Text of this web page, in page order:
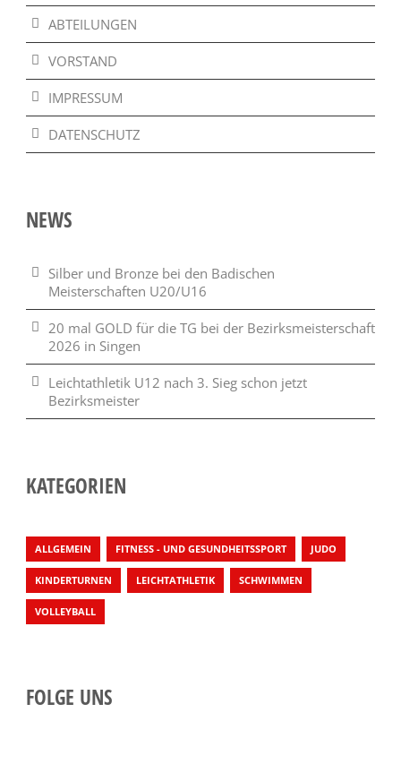
ABTEILUNGEN
VORSTAND
IMPRESSUM
DATENSCHUTZ
NEWS
Silber und Bronze bei den Badischen
Meisterschaften U20/U16
20 mal GOLD für die TG bei der Bezirksmeisterschaft
2026 in Singen
Leichtathletik U12 nach 3. Sieg schon jetzt
Bezirksmeister
KATEGORIEN
ALLGEMEIN FITNESS - UND GESUNDHEITSSPORT JUDO
KINDERTURNEN LEICHTATHLETIK SCHWIMMEN
VOLLEYBALL
FOLGE UNS